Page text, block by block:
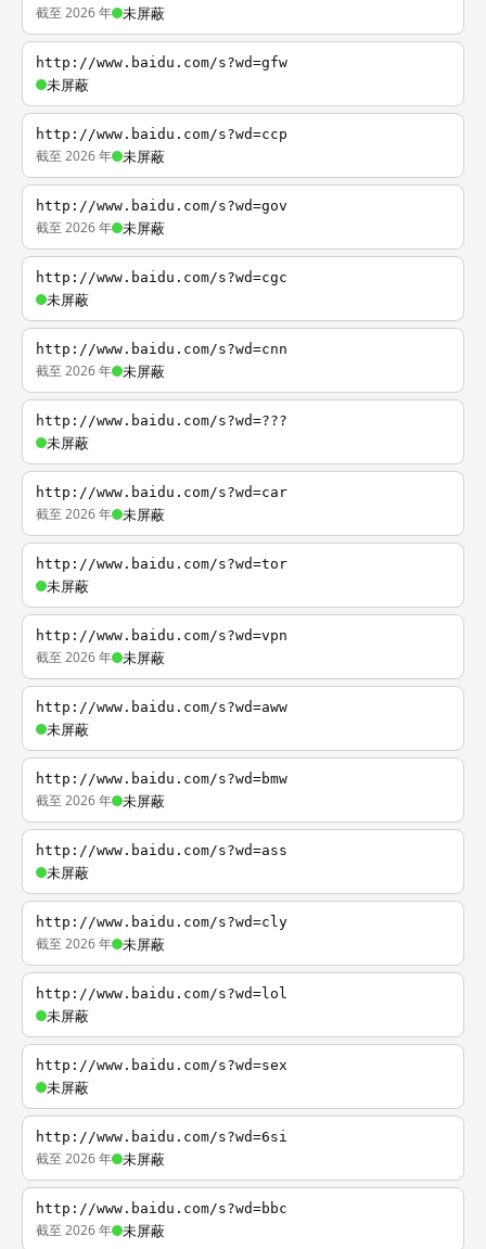
截至 2026 年 未屏蔽
http://www.baidu.com/s?wd=gfw
未屏蔽
http://www.baidu.com/s?wd=ccp
截至 2026 年 未屏蔽
http://www.baidu.com/s?wd=gov
截至 2026 年 未屏蔽
http://www.baidu.com/s?wd=cgc
未屏蔽
http://www.baidu.com/s?wd=cnn
截至 2026 年 未屏蔽
http://www.baidu.com/s?wd=???
未屏蔽
http://www.baidu.com/s?wd=car
截至 2026 年 未屏蔽
http://www.baidu.com/s?wd=tor
未屏蔽
http://www.baidu.com/s?wd=vpn
截至 2026 年 未屏蔽
http://www.baidu.com/s?wd=aww
未屏蔽
http://www.baidu.com/s?wd=bmw
截至 2026 年 未屏蔽
http://www.baidu.com/s?wd=ass
未屏蔽
http://www.baidu.com/s?wd=cly
截至 2026 年 未屏蔽
http://www.baidu.com/s?wd=lol
未屏蔽
http://www.baidu.com/s?wd=sex
未屏蔽
http://www.baidu.com/s?wd=6si
截至 2026 年 未屏蔽
http://www.baidu.com/s?wd=bbc
截至 2026 年 未屏蔽